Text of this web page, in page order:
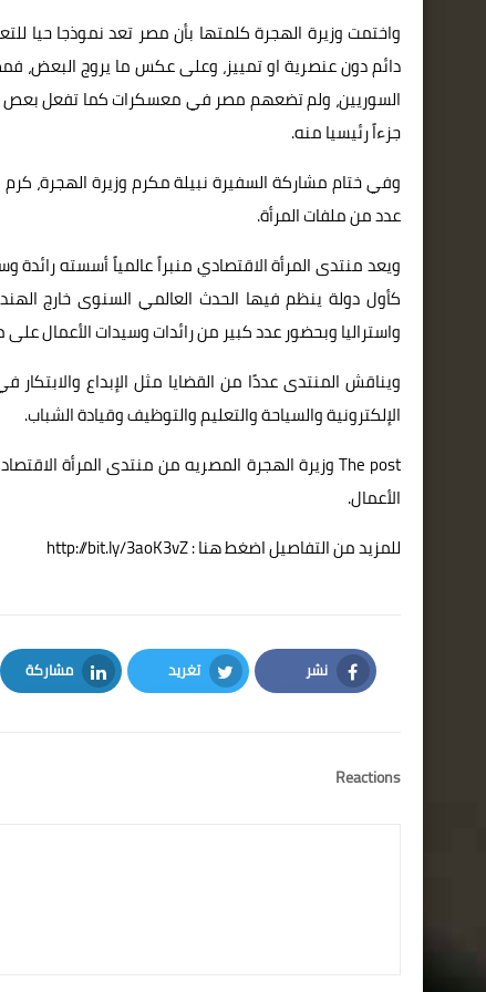
واختمت وزيرة الهجرة كلمتها بأن مصر تعد نموذجا
دائم دون عنصرية او تمييز، وعلى عكس ما يروج البعض،
السوريين، ولم تضعهم مصر في معسكرات كما تفعل بعص
جزءاً رئيسيا منه.
وفي ختام مشاركة السفيرة نبيلة مكرم وزيرة الهجرة،
عدد من ملفات المرأة.
ويعد منتدى المرأة الاقتصادي منبراً عالمياً أسسته رائدة
واستراليا وبحضور عدد كبير من رائدات وسيدات الأعمال
ويناقش المنتدى عددًا من القضايا مثل الإبداع والابتكار
الإلكترونية والسياحة والتعليم والتوظيف وقيادة الشباب.
The postوزيرة الهجرة المصريه من منتدى المرأة
الأعمال.
للمزيد من التفاصيل اضغط هنا : http://bit.ly/3aoK3vZ
نشر
Facebook
تغريد
Twitter
مشاركة
LinkedIn
Reactions